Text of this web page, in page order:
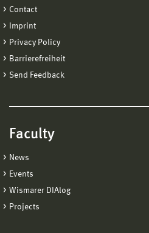
Contact
Imprint
Privacy Policy
Barrierefreiheit
Send Feedback
Faculty
News
Events
Wismarer DIAlog
Projects